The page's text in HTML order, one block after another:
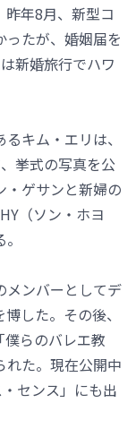
年8月、新型コ
ったが、婚姻届を
新婚旅行でハワ
キム・エリは、
挙式の写真を公
・ゲサンと新婦の
（ソン・ホヨ
メンバーとしてデ
した。その後、
らのバレエ教
れた。現在公開中
センス」にも出